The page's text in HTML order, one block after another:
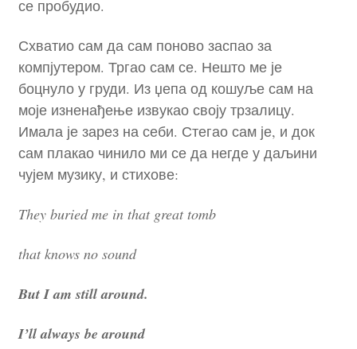
се пробудио.
Схватио сам да сам поново заспао за
компјутером. Тргао сам се. Нешто ме је
боцнуло у груди. Из џепа од кошуље сам на
моје изненађење извукао своју трзалицу.
Имала је зарез на себи. Стегао сам је, и док
сам плакао чинило ми се да негде у даљини
чујем музику, и стихове:
They buried me in that great tomb
that knows no sound
But I am still around.
I’ll always be around